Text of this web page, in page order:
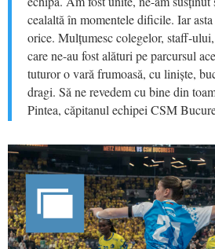
cealaltă în momentele dificile. Iar
orice. Mulțumesc colegelor, staff-
care ne-au fost alături pe parcursul
tuturor o vară frumoasă, cu liniște,
dragi. Să ne revedem cu bine din
Pintea, căpitanul echipei CSM